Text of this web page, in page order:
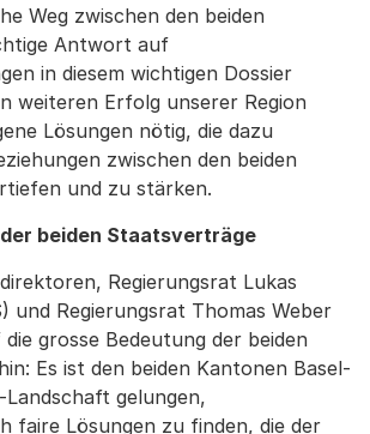
Weg zwischen den beiden
Antwort auf
in diesem wichtigen Dossier
weiteren Erfolg unserer Region
Lösungen nötig, die dazu
zwischen den beiden
und zu stärken.
beiden Staatsverträge
Regierungsrat Lukas
und Regierungsrat Thomas Weber
grosse Bedeutung der beiden
Es ist den beiden Kantonen Basel-
gelungen,
faire Lösungen zu finden, die der